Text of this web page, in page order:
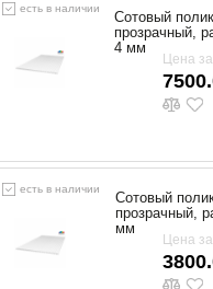
есть в наличии
Сотовый
прозрачный,
4 мм
Цена
есть в наличии
Сотовый
прозрачный,
мм
Цена